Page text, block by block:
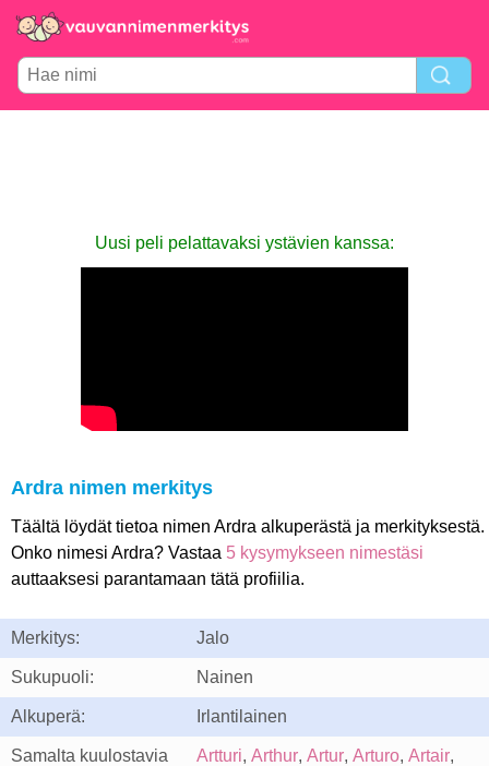
Uusi peli pelattavaksi ystävien kanssa:
Ardra nimen merkitys
Täältä löydät tietoa nimen Ardra alkuperästä ja merkityksestä.
Onko nimesi Ardra? Vastaa 5 kysymykseen nimestäsi
auttaaksesi parantamaan tätä profiilia.
Merkitys: Jalo
Sukupuoli: Nainen
Alkuperä: Irlantilainen
Samalta kuulostavia
Artturi, Arthur, Artur, Arturo, Artair,